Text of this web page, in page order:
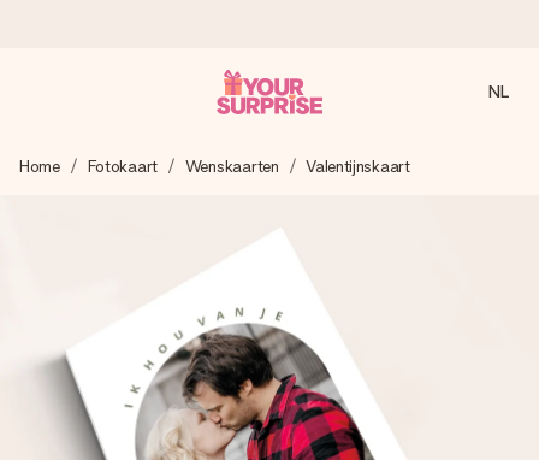
We maken jouw cadeau met zorg en zorgen dat het
4,8 (gebaseerd op +8.000 reviews)
Onze cadeaus worden gewaardeerd. Klanten beoordelen
ons met een 4,7 op Google Reviews
NL
Home Fotokaart Wenskaarten Valentijnskaart